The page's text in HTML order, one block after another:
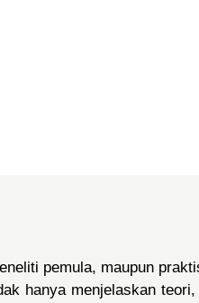
pemula, maupun
hanya menjelaskan